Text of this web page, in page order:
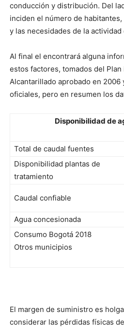
conducción y distribución. Del
inciden el número de
y las necesidades de la
Al final el encontrará alguna
estos factores, tomados del
Alcantarillado aprobado en 2006
oficiales, pero en resumen los
Disponibilidad de
Total de caudal fuentes
Disponibilidad plantas de
tratamiento
Caudal confiable
Agua concesionada
Consumo Bogotá 2018
Otros municipios
El margen de suministro es
considerar las pérdidas físicas